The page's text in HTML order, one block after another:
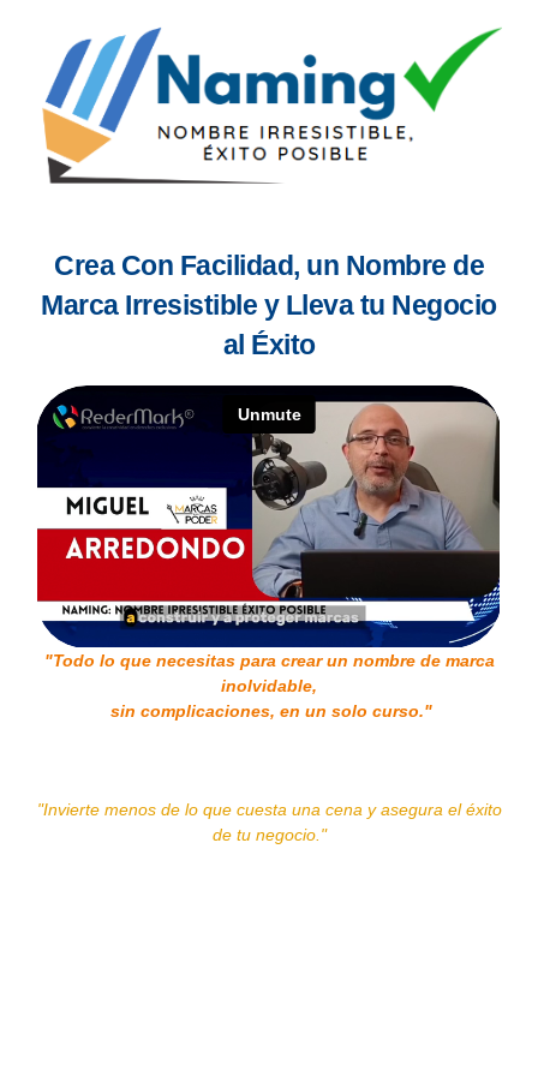
Crea Con Facilidad, un Nombre de
Marca Irresistible y Lleva tu Negocio
al Éxito
"Todo lo que necesitas para crear un nombre de marca
inolvidable,
sin complicaciones, en un solo curso."
"Invierte menos de lo que cuesta una cena y asegura el éxito
de tu negocio."